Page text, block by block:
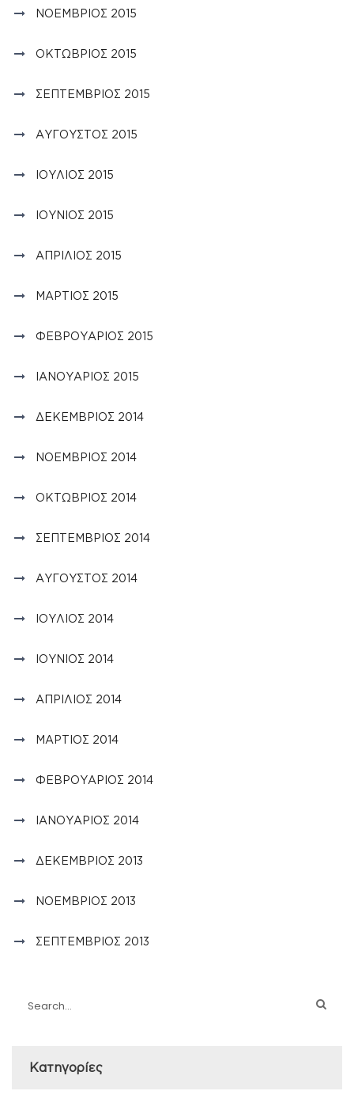
ΝΟΈΜΒΡΙΟΣ 2015
ΟΚΤΏΒΡΙΟΣ 2015
ΣΕΠΤΈΜΒΡΙΟΣ 2015
ΑΎΓΟΥΣΤΟΣ 2015
ΙΟΎΛΙΟΣ 2015
ΙΟΎΝΙΟΣ 2015
ΑΠΡΊΛΙΟΣ 2015
ΜΆΡΤΙΟΣ 2015
ΦΕΒΡΟΥΆΡΙΟΣ 2015
ΙΑΝΟΥΆΡΙΟΣ 2015
ΔΕΚΈΜΒΡΙΟΣ 2014
ΝΟΈΜΒΡΙΟΣ 2014
ΟΚΤΏΒΡΙΟΣ 2014
ΣΕΠΤΈΜΒΡΙΟΣ 2014
ΑΎΓΟΥΣΤΟΣ 2014
ΙΟΎΛΙΟΣ 2014
ΙΟΎΝΙΟΣ 2014
ΑΠΡΊΛΙΟΣ 2014
ΜΆΡΤΙΟΣ 2014
ΦΕΒΡΟΥΆΡΙΟΣ 2014
ΙΑΝΟΥΆΡΙΟΣ 2014
ΔΕΚΈΜΒΡΙΟΣ 2013
ΝΟΈΜΒΡΙΟΣ 2013
ΣΕΠΤΈΜΒΡΙΟΣ 2013
Kατηγορίες